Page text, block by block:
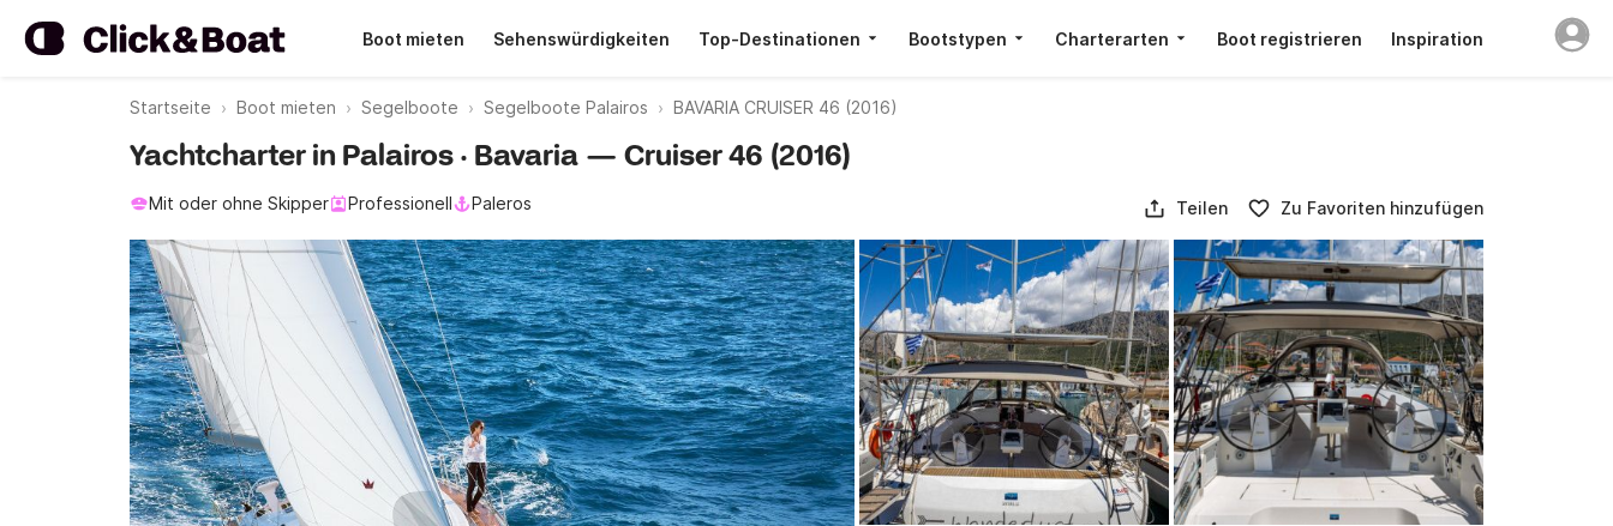
Boot mieten Sehenswürdigkeiten Top-Destinationen Bootstypen Charterarten Boot registrieren Inspiration
Startseite Boot mieten Segelboote Segelboote Palairos BAVARIA CRUISER 46 (2016)
Yachtcharter in Palairos · Bavaria — Cruiser 46 (2016)
Mit oder ohne Skipper Professionell Paleros Teilen Zu Favoriten hinzufügen